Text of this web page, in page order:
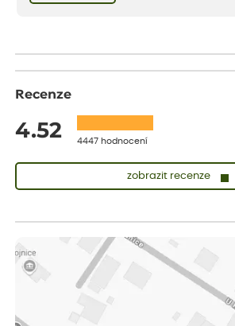
bezstarostnosti dětství při mlsání babiččina
Recenze
4.52 4447 hodnocení
zobrazit recenze
vše v naprostém pořádku
ověřený nákup
Jana